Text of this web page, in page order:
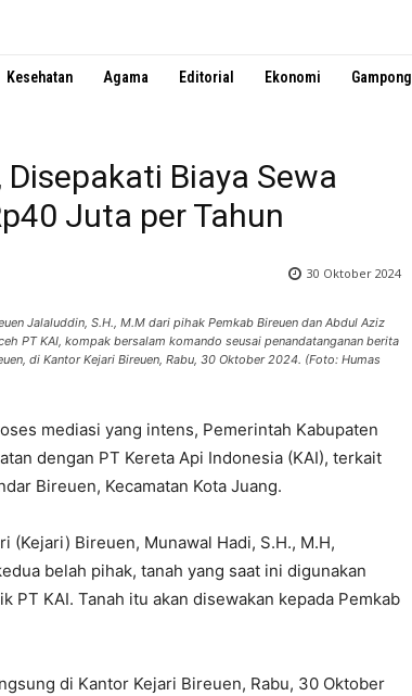
Kesehatan Agama Editorial Ekonomi Gampong
Biaya Sewa
Juta per Tahun
30 Oktober 2024
Jalaluddin, S.H., M.M dari pihak Pemkab Bireuen dan Abdul Aziz
PT KAI, kompak bersalam komando seusai penandatanganan berita
di Kantor Kejari Bireuen, Rabu, 30 Oktober 2024. (Foto: Humas
mediasi yang intens, Pemerintah Kabupaten
dengan PT Kereta Api Indonesia (KAI), terkait
Bireuen, Kecamatan Kota Juang.
(Kejari) Bireuen, Munawal Hadi, S.H., M.H,
belah pihak, tanah yang saat ini digunakan
PT KAI. Tanah itu akan disewakan kepada Pemkab
di Kantor Kejari Bireuen, Rabu, 30 Oktober